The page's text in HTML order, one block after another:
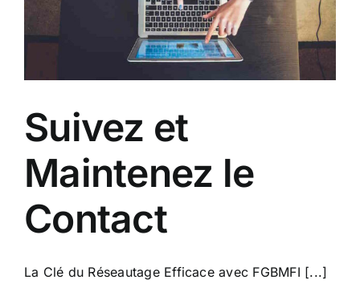
Suivez et
Maintenez le
Contact
La Clé du Réseautage Efficace avec FGBMFI [...]